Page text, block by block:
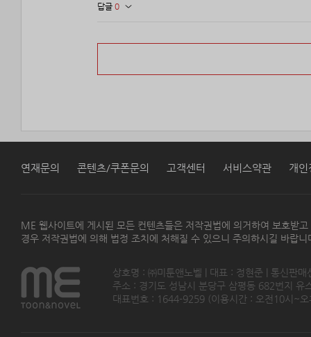
답글 0
연재문의 콘텐츠/쿠폰문의 고객센터 서비스약관 개인
ME 웹사이트에 게시된 모든 컨텐츠들은 저작권법에 의거하여 보호받
경우 저작권법에 의해 법정 조치에 처해질 수 있으니 주의하시길 바랍니
상호명 : ㈜미툰앤노벨 | 대표 : 정현준 | 통신판
주소 : 경기도 성남시 분당구 삼평동 682번지
대표번호 : 1644-9259 (이용시간 : 오전10시~